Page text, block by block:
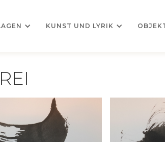
KUNST UND LYRIK